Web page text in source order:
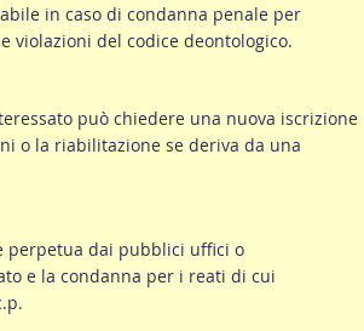
in caso di condanna penale per
violazioni del codice deontologico.
può chiedere una nuova iscrizione
o la riabilitazione se deriva da una
perpetua dai pubblici uffici o
e la condanna per i reati di cui